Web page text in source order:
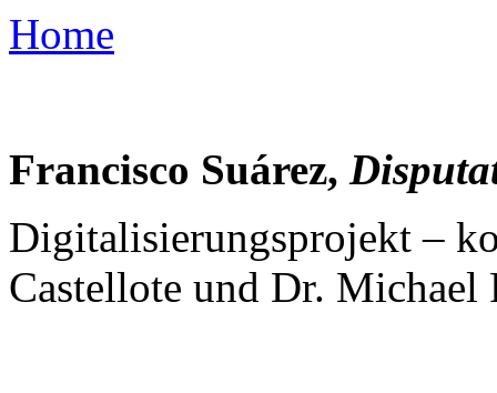
Home
Francisco Suárez,
Digitalisierungsprojekt –
Castellote und Dr. Michael